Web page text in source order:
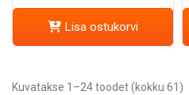
Lisa ostukorvi
Kuvatakse 1–24 toodet (kokku 61)